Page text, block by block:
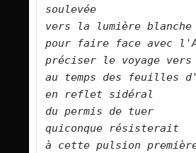
soulevée
vers la lumière
pour faire face avec
préciser le voyage
au temps des feuilles
en reflet sidéral
du permis de tuer
quiconque résisterait
à cette pulsion